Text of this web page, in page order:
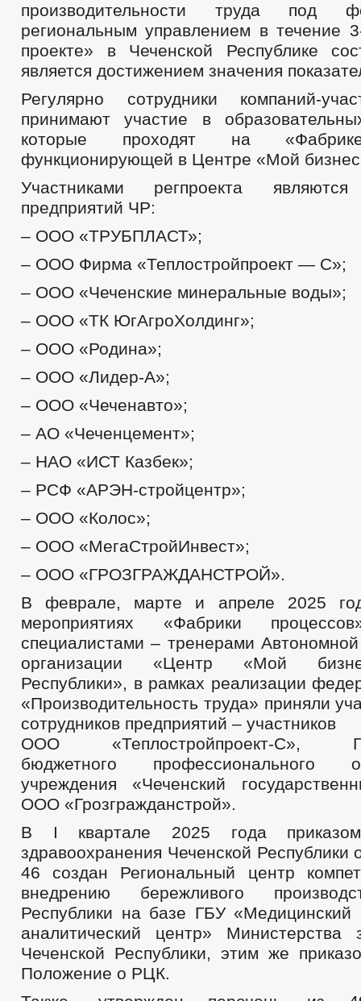
производительности труда под
региональным управлением в течение
проекте» в Чеченской Республике
является достижением значения
Регулярно сотрудники компаний-
принимают участие в
которые проходят на
функционирующей в Центре «Мой
Участниками регпроекта
предприятий ЧР:
– ООО «ТРУБПЛАСТ»;
– ООО Фирма «Теплостройпроект — С»;
– ООО «Чеченские минеральные воды»;
– ООО «ТК ЮгАгроХолдинг»;
– ООО «Родина»;
– ООО «Лидер-А»;
– ООО «Чеченавто»;
– АО «Чеченцемент»;
– НАО «ИСТ Казбек»;
– РСФ «АРЭН-стройцентр»;
– ООО «Колос»;
– ООО «МегаСтройИнвест»;
– ООО «ГРОЗГРАЖДАНСТРОЙ».
В феврале, марте и апреле 2025
мероприятиях «Фабрики
специалистами – тренерами
организации «Центр «Мой
Республики», в рамках реализации
«Производительность труда» приняли
сотрудников предприятий – участников
ООО «Теплостройпроект-С»,
бюджетного профессионального
учреждения «Чеченский
ООО «Грозгражданстрой».
В I квартале 2025 года приказом
здравоохранения Чеченской Республики
46 создан Региональный центр
внедрению бережливого
Республики на базе ГБУ
аналитический центр» Министерства
Чеченской Республики, этим же
Положение о РЦК.